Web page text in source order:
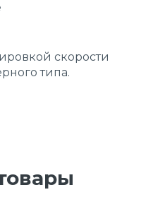
скорости
типа.